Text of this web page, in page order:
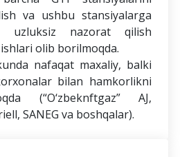
va ushbu stansiyalarga
uzluksiz nazorat qilish
olib borilmoqda.
nafaqat maxaliy, balki
bilan hamkorlikni
(“O‘zbeknftgaz” AJ,
SANEG va boshqalar).